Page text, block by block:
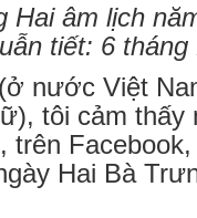
Hai âm lịch
tiết: 6
nước Việt
tôi cảm thấy
trên
Hai Bà